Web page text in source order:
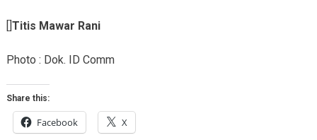
Titis Mawar Rani
Photo : Dok. ID Comm
Share this:
Facebook X